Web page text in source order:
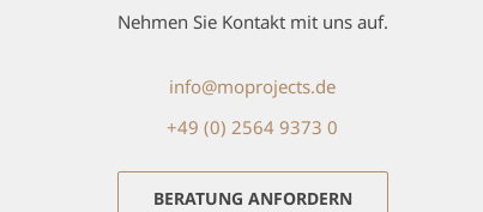
Nehmen Sie Kontakt mit uns auf.
info@moprojects.de
+49 (0) 2564 9373 0
BERATUNG ANFORDERN